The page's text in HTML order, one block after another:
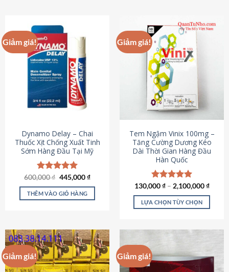
Giảm giá!
Dynamo Delay – Chai
Thuốc Xịt Chống Xuất Tinh
Sớm Hàng Đầu Tại Mỹ
Được xếp
hạng5.00
5 sao
600,000₫ Giá
là:
600,000 ₫.
445,000₫Giá
tại
THÊM VÀO GIỎ HÀNG
Giảm giá!
Tem Ngậm Vinix 100mg –
Tăng Cường Dương Kéo
Dài Thời Gian Hàng Đầu
Hàn Quốc
Được xếp
hạng5.00
5 sao
130,000₫– 2,100,000₫
LỰA CHỌN TÙY CHỌN
nhiều
biến
Giảm giá! Giảm giá!